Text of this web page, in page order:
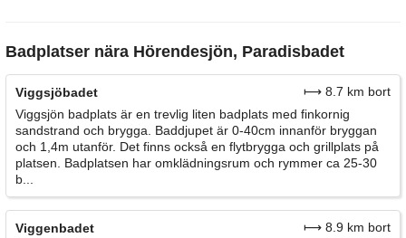
Badplatser nära Hörendesjön, Paradisbadet
Viggsjöbadet
⟼ 8.7 km bort
Viggsjön badplats är en trevlig liten badplats med finkornig
sandstrand och brygga. Baddjupet är 0-40cm innanför bryggan
och 1,4m utanför. Det finns också en flytbrygga och grillplats på
platsen. Badplatsen har omklädningsrum och rymmer ca 25-30
b...
Viggenbadet
⟼ 8.9 km bort